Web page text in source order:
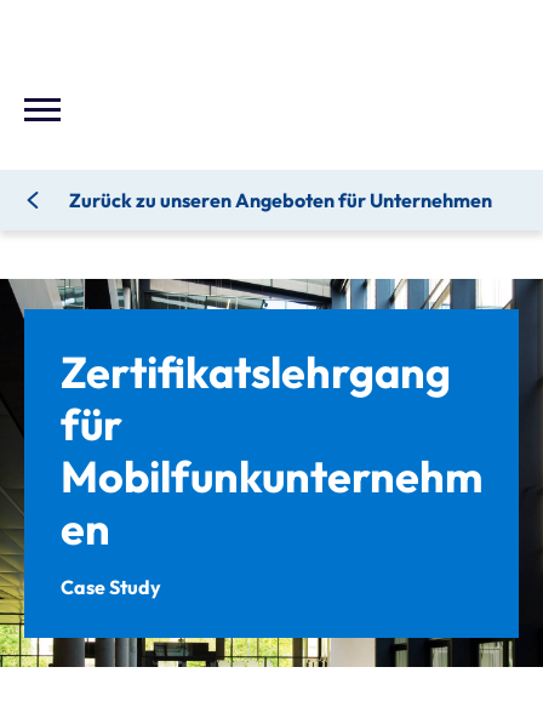
Zurück zu unseren Angeboten für Unternehmen
Zertifikatslehrgang
für
Mobilfunkunternehm
en
Case Study